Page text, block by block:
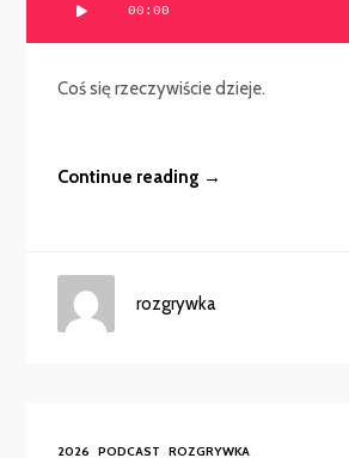
00:00
Coś się rzeczywiście dzieje.
Continue reading →
rozgrywka
2026 PODCAST ROZGRYWKA